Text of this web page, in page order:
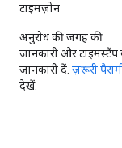
टाइमज़ोन
अनुरोध की जगह की
जानकारी और टाइमस्टैंप
जानकारी दें. ज़रूरी
देखें.